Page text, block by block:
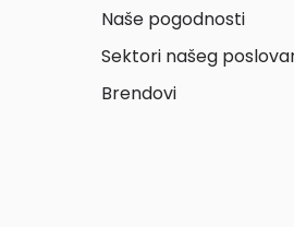
Naše pogodnosti
Sektori našeg
Brendovi